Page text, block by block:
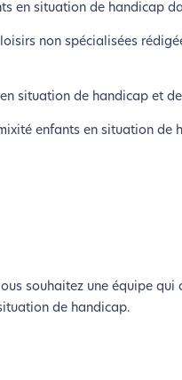
en situation de handicap
non spécialisées
situation de handicap et
enfants en situation de
souhaitez une équipe
de handicap.